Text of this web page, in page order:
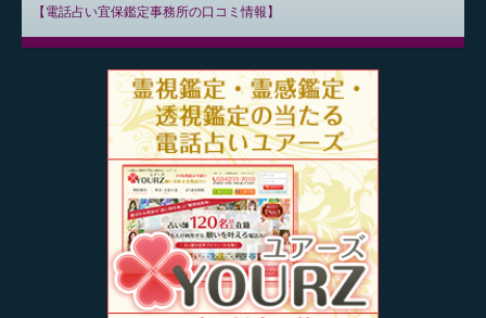
電話占い宜保鑑定事務所の口コミ情報